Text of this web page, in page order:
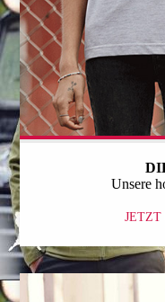
Unsere
JETZT